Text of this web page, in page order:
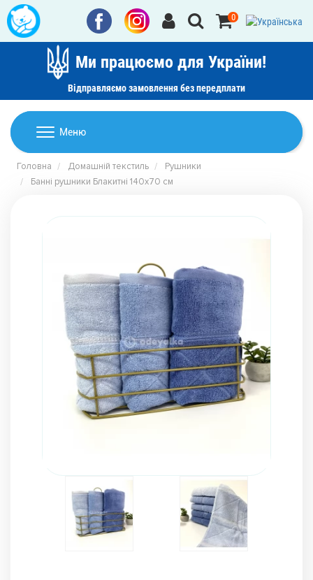
Ми працюємо для України!
Відправляємо замовлення без передплати
0
Меню
Домашній текстиль
Ковдри
Подушки
Рушники
Наматрацники
Комплекти з ковдр, подушок і постільної білизни
Дитячі товари
Товари для дому
Головна Домашній текстиль
Рушники
Банні рушники Блакитні 140x70 см